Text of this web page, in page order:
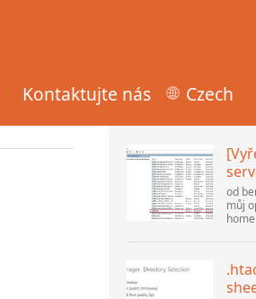
Kontaktujte nás Czech
Populární články
od
můj